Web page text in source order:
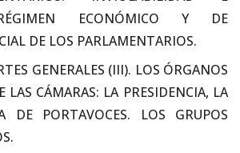
ECONÓMICO Y DE
DE LOS PARLAMENTARIOS.
GENERALES (III). LOS ÓRGANOS
LAS CÁMARAS: LA PRESIDENCIA, LA
DE PORTAVOCES. LOS GRUPOS